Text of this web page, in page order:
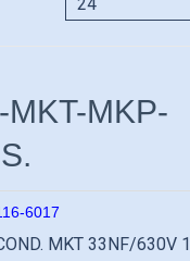
MKP-
6017
MKT 33NF/630V